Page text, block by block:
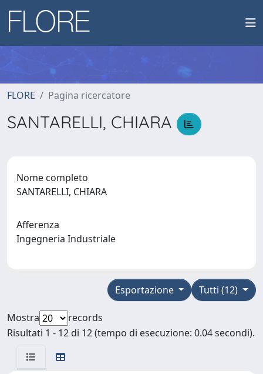
FLORE Pagina ricercatore
SANTARELLI, CHIARA
Nome completo
SANTARELLI, CHIARA
Afferenza
Ingegneria Industriale
Tutti (12)
Esportazione
Mostra
records
Risultati 1 - 12 di 12 (tempo di esecuzione: 0.04 secondi).